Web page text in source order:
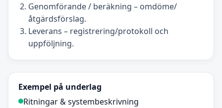
Genomförande / beräkning – omdöme/
åtgärdsförslag.
Leverans – registrering/protokoll och
uppföljning.
Exempel på underlag
Ritningar & systembeskrivning